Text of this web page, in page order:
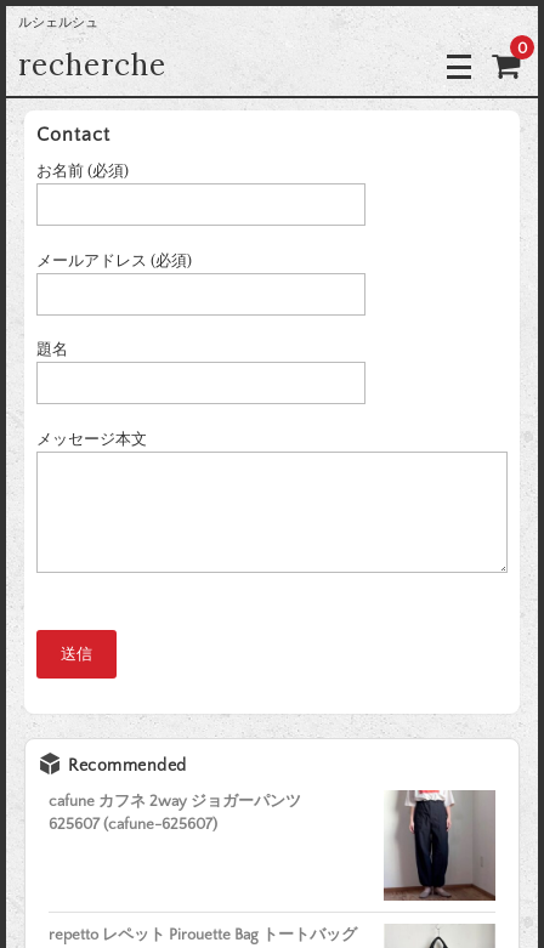
ルシェルシュ
recherche 0
Contact
お名前 (必須)
メールアドレス (必須)
題名
メッセージ本文
Recommended
cafune カフネ 2way ジョガーパンツ
625607 (cafune-625607)
repetto レペット Pirouette Bag トートバッグ